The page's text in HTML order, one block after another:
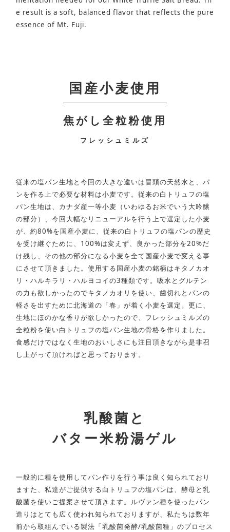
e result is a soft, balanced flavor that reflects the pure
essence of Mt. Fuji.
国産小麦使用
焦がし全粒粉使用
フレッシュミルズ
従来の塩パン生地と今回の大きな違いは冒頭の天然水と、パ
ンを作る上で必要な材料は小麦です。従来の白トリュフの塩
パン生地は、カナダ産一等小麦（いわゆるお米でいう大吟醸
の部分）、今回大幅なリニューアルを行う上で選定した小麦
が、約80%を国産小麦に、従来の白トリュフの塩パンの歴史
を受け継ぐために、100%は変えず、良かった部分を20%だ
け残し、その他の部分になる小麦を全て国産小麦で変える事
にさせて頂きました。使用する国産小麦の銘柄はキタノカオ
リ・ハルキラリ・ハルヨコイの3種類です。吸水とグルテン
の力も欲しかったのでキタノカオリを使い、歯切れとパンの
軽さを出すために北海道の「春」が着く小麦を選定。更に、
生地にほのかな香りが欲しかったので、フレッシュミルズの
全粒粉を使い白トリュフの塩パン生地の骨格を作りました。
食感だけではなく生地のおいしさにも注目頂きながら是非召
し上がって頂ければと思っております。
乳酸菌と
バター米粉湯ゲル
一般的に種を使用してパン作りを行う事は良く知られており
ますた、私達がご提供する白トリュフの塩パンは、酵母と乳
酸菌を使いご提案させて頂きます。ルヴァン種を使ったパン
造りはとても広く使われ知られておりますが、私たちは数年
前から取組んでいる製法「乳酸菌発酵/乳酸菌種」のプロセス